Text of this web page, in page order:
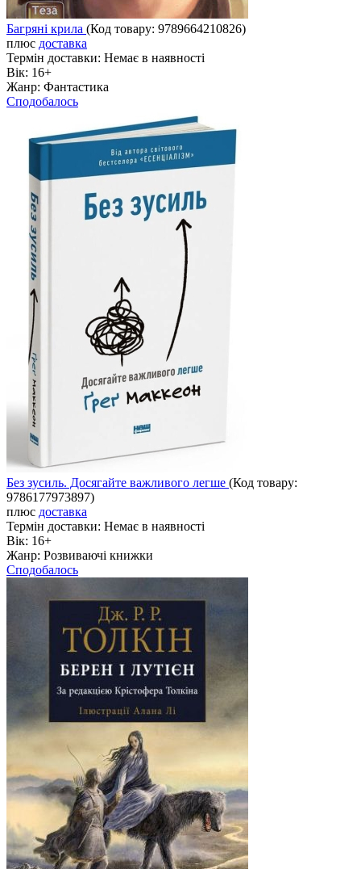
Багряні крила (Код товару: 9789664210826)
плюс доставка
Термін доставки: Немає в наявності
Вік: 16+
Жанр: Фантастика
Сподобалось
Без зусиль. Досягайте важливого легше (Код товару:
9786177973897)
плюс доставка
Термін доставки: Немає в наявності
Вік: 16+
Жанр: Розвиваючі книжки
Сподобалось